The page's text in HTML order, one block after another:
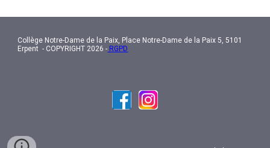
Collège Notre-Dame de la Paix, Place Notre-Dame de la Paix 5, 5101
Erpent - COPYRIGHT 2026 - RGPD